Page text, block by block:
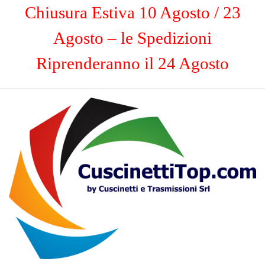
Chiusura Estiva 10 Agosto / 23
Agosto – le Spedizioni
Riprenderanno il 24 Agosto